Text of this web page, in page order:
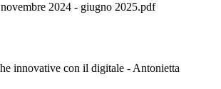
2024 - giugno 2025.pdf
innovative con il digitale - Antonietta